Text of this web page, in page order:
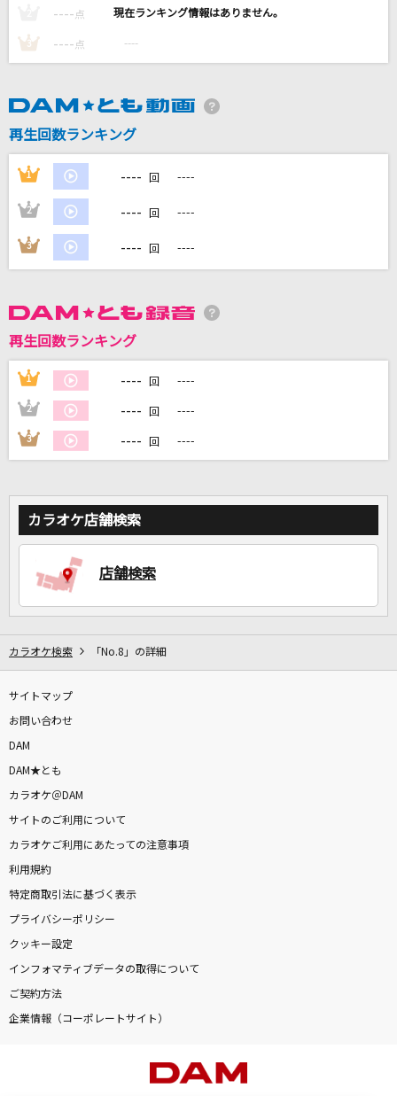
アイナ・ジ・エンド
[生音]北ウイング
中島みゆき
カラオケ最新情報をチェック！
---- 点 ----
3 ---- 点 ----
再生回数ランキング
1 ---- 回 ----
2 ---- 回 ----
3 ---- 回 ----
再生回数ランキング
1 ---- 回 ----
2 ---- 回 ----
3 ---- 回 ----
カラオケ店舗検索
店舗検索
カラオケ検索 「No.8」の詳細
サイトマップ
お問い合わせ
DAM
DAM★とも
カラオケ＠DAM
サイトのご利用について
カラオケご利用にあたっての注意事項
利用規約
特定商取引法に基づく表示
プライバシーポリシー
クッキー設定
インフォマティブデータの取得について
ご契約方法
企業情報（コーポレートサイト）